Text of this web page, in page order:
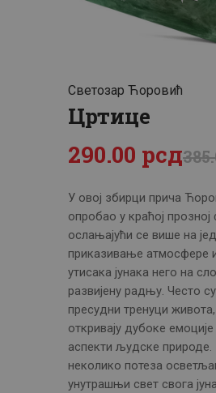
ЦЕНОВНИК
Светозар Ћоровић
Цртице
385.
290.00 рсд
У овој збирци прича
опробао у краћој
ослањајући се више на
приказивање атмосфере
утисака јунака него на
развијену радњу. Често
пресудни тренуци
откривају дубоке
аспекти људске
неколико потеза
унутрашњи свет свога